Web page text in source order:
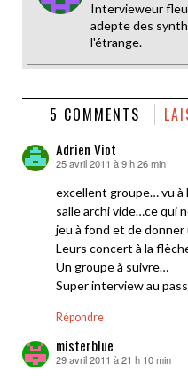
Intervieweur
adepte des
l'étrange.
5 COMMENTS
Adrien Viot
dit :
25 avril 2011 à 9 h 26 min
excellent groupe… vu
salle archi vide…ce qui
jeu à fond et de
Leurs concert à la
Un groupe à suivre…
Super interview au
Répondre
misterblue
dit :
29 avril 2011 à 21 h 10 min